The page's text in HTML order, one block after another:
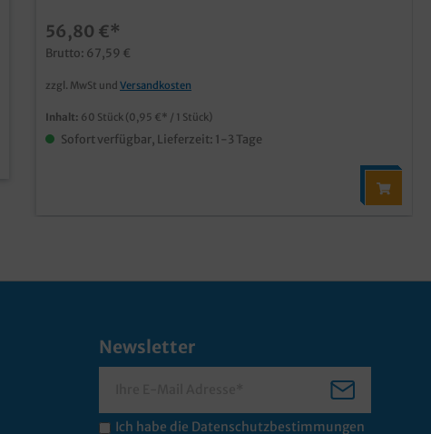
56,80 €*
Brutto: 67,59 €
zzgl. MwSt und Versandkosten
Inhalt: 60 Stück (0,95 €* / 1 Stück)
Sofort verfügbar, Lieferzeit: 1-3 Tage
Newsletter
Ich habe die Datenschutzbestimmungen